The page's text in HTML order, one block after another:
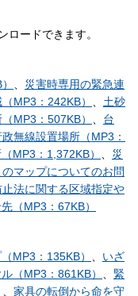
ロードできます。
災害時専用の緊急連
MP3：242KB）
土砂
MP3：507KB）
台
無線設置場所（MP3：
MP3：1,372KB）
災
のマップについてのお問
法に関する区域指定や
（MP3：67KB）
MP3：135KB）
いざ
（MP3：861KB）
緊
家具の転倒から命を守